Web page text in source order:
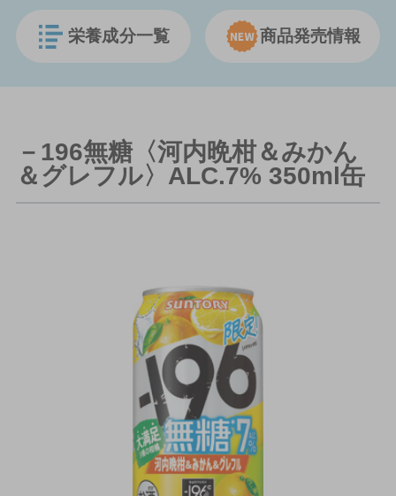
栄養成分一覧 商品発売情報
－196無糖〈河内晩柑＆みかん
＆グレフル〉ALC.7% 350ml缶